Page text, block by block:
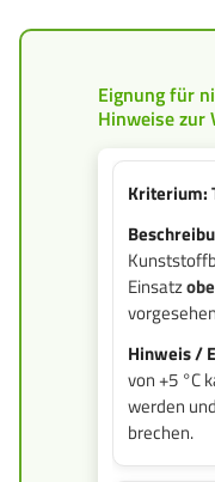
Eignung für
Hinweise zur
Einsatz
von +5 °C
werden
brechen.